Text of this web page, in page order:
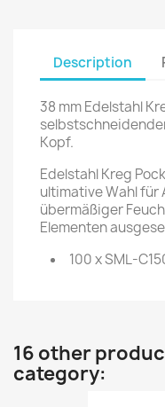
Description
38 mm Edelstahl
Kopf.
Edelstahl Kreg
ultimative Wahl für
übermäßiger
Elementen
100 x SML-
16 other
category: